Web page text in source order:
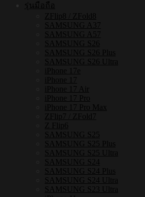
พอด
SmileyWorld
รุ่นมือถือ
ZFlip8 / ZFold8
SAMSUNG A37
SAMSUNG A57
SAMSUNG S26
SAMSUNG S26 Plus
SAMSUNG S26 Ultra
iPhone 17e
iPhone 17
iPhone 17 Air
iPhone 17 Pro
iPhone 17 Pro Max
ZFlip7 / ZFold7
Z Flip6
SAMSUNG S25
SAMSUNG S25 Plus
SAMSUNG S25 Ultra
SAMSUNG S24
SAMSUNG S24 Plus
SAMSUNG S24 Ultra
SAMSUNG S23 Ultra